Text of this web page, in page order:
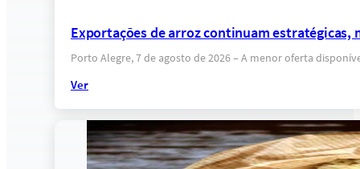
Exportações de arroz continuam estratégicas,
Porto Alegre, 7 de agosto de 2026 – A menor oferta
Ver